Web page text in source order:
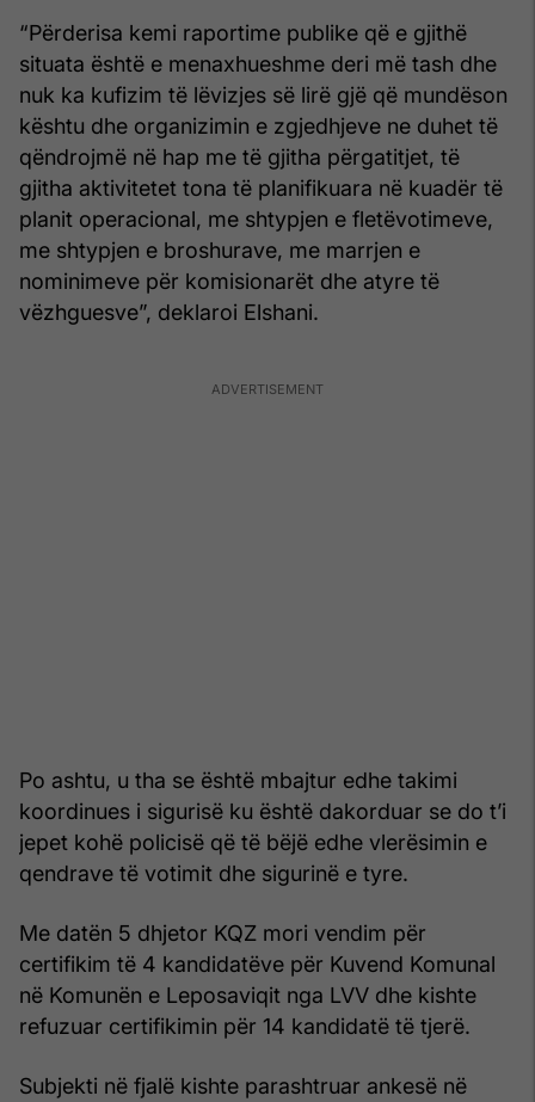
“Përderisa kemi raportime publike që e gjithë
situata është e menaxhueshme deri më tash dhe
nuk ka kufizim të lëvizjes së lirë gjë që mundëson
kështu dhe organizimin e zgjedhjeve ne duhet të
qëndrojmë në hap me të gjitha përgatitjet, të
gjitha aktivitetet tona të planifikuara në kuadër të
planit operacional, me shtypjen e fletëvotimeve,
me shtypjen e broshurave, me marrjen e
nominimeve për komisionarët dhe atyre të
vëzhguesve”, deklaroi Elshani.
Po ashtu, u tha se është mbajtur edhe takimi
koordinues i sigurisë ku është dakorduar se do t’i
jepet kohë policisë që të bëjë edhe vlerësimin e
qendrave të votimit dhe sigurinë e tyre.
Me datën 5 dhjetor KQZ mori vendim për
certifikim të 4 kandidatëve për Kuvend Komunal
në Komunën e Leposaviqit nga LVV dhe kishte
refuzuar certifikimin për 14 kandidatë të tjerë.
Subjekti në fjalë kishte parashtruar ankesë në